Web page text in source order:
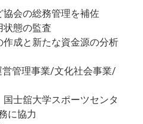
会の総務管理を補佐
状態の監査
成と新たな資金源の分析
管理事業/文化社会事業/
士舘大学スポーツセンタ
に協力